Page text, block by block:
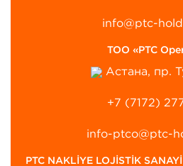
info@ptc-
ТОО «PTC
Астана, пр.
+7 (7172)
info-ptco@ptc-
PTC NAKLİYE LOJİSTİK